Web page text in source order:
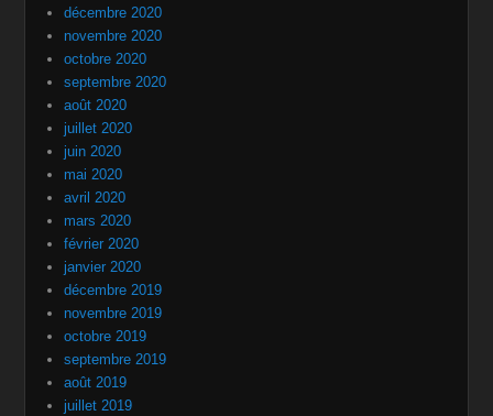
décembre 2020
novembre 2020
octobre 2020
septembre 2020
août 2020
juillet 2020
juin 2020
mai 2020
avril 2020
mars 2020
février 2020
janvier 2020
décembre 2019
novembre 2019
octobre 2019
septembre 2019
août 2019
juillet 2019